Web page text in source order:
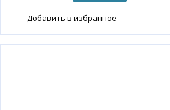
Добавить в избранное